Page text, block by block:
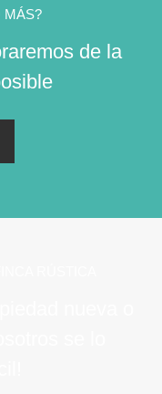
MÁS?
de la